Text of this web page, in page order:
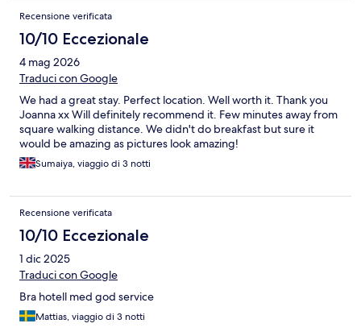
Recensione verificata
10/10 Eccezionale
4 mag 2026
Traduci con Google
We had a great stay. Perfect location. Well worth it. Thank you
Joanna xx Will definitely recommend it. Few minutes away from
square walking distance. We didn't do breakfast but sure it
would be amazing as pictures look amazing!
Sumaiya, viaggio di 3 notti
Recensione verificata
10/10 Eccezionale
1 dic 2025
Traduci con Google
Bra hotell med god service
Mattias, viaggio di 3 notti